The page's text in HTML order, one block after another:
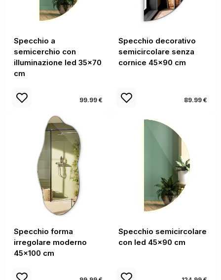
Specchio a
semicerchio con
illuminazione led 35x70
cm
99.99 €
Specchio decorativo
semicircolare senza
cornice 45x90 cm
89.99 €
Specchio forma
irregolare moderno
45x100 cm
Specchio semicircolare
con led 45x90 cm